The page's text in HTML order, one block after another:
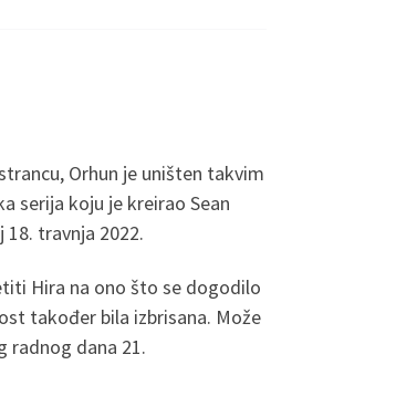
Orhun je uništen takvim
serija koju je kreirao Sean
18. travnja 2022.
Hira na ono što se dogodilo
također bila izbrisana. Može
radnog dana 21.